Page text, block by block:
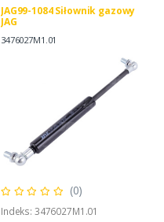
JAG99-1084 Siłownik gazowy
JAG
3476027M1.01
(0)
Indeks: 3476027M1.01